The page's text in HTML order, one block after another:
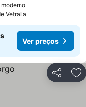
Vetralla
Ver preços
Partilhar